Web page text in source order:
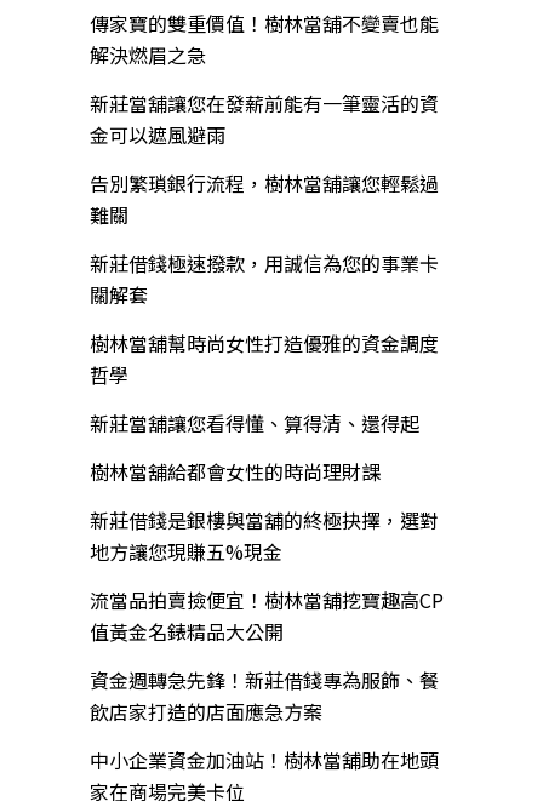
傳家寶的雙重價值！樹林當舖不變賣也能
解決燃眉之急
新莊當舖讓您在發薪前能有一筆靈活的資
金可以遮風避雨
告別繁瑣銀行流程，樹林當舖讓您輕鬆過
難關
新莊借錢極速撥款，用誠信為您的事業卡
關解套
樹林當舖幫時尚女性打造優雅的資金調度
哲學
新莊當舖讓您看得懂、算得清、還得起
樹林當舖給都會女性的時尚理財課
新莊借錢是銀樓與當舖的終極抉擇，選對
地方讓您現賺五%現金
流當品拍賣撿便宜！樹林當舖挖寶趣高CP
值黃金名錶精品大公開
資金週轉急先鋒！新莊借錢專為服飾、餐
飲店家打造的店面應急方案
中小企業資金加油站！樹林當舖助在地頭
家在商場完美卡位